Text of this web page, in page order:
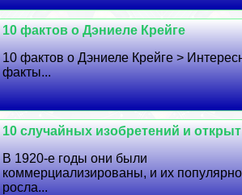
10 фактов о Дэниеле Крейге
10 фактов о Дэниеле Крейге >
факты...
10 случайных изобретений и
В 1920-е годы они были
коммерциализированы, и их
росла...